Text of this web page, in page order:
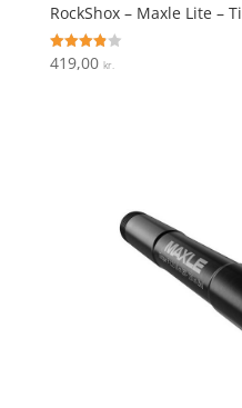
RockShox – Maxle Lite –
Vurderet
3.9
419,00 kr.